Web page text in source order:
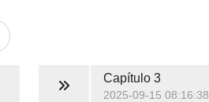
Capítulo 3
2025-09-15 08:16:38